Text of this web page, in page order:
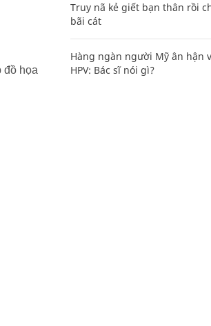
đồ họa
Truy nã kẻ giết bạn thân rồi
bãi cát
Hàng ngàn người Mỹ ân hận
HPV: Bác sĩ nói gì?